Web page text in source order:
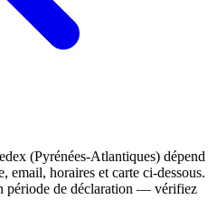
(Pyrénées-Atlantiques) dépend
email, horaires et carte ci-dessous.
période de déclaration — vérifiez